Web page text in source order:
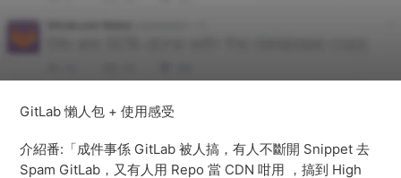
GitLab 懶人包 + 使用感受
介紹番:「成件事係 GitLab 被人搞，有人不斷開 Snippet 去
Spam GitLab，又有人用 Repo 當 CDN 咁用 ，搞到 High